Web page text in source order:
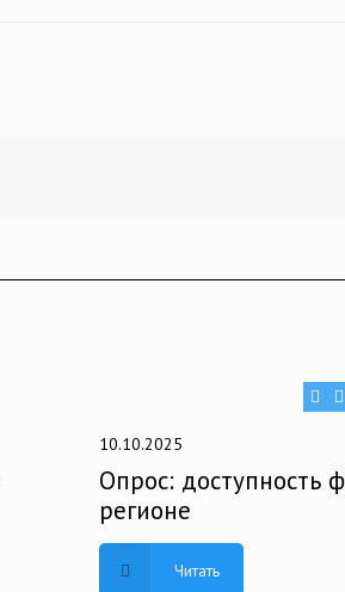
10.10.2025
Опрос: доступность
регионе
Читать